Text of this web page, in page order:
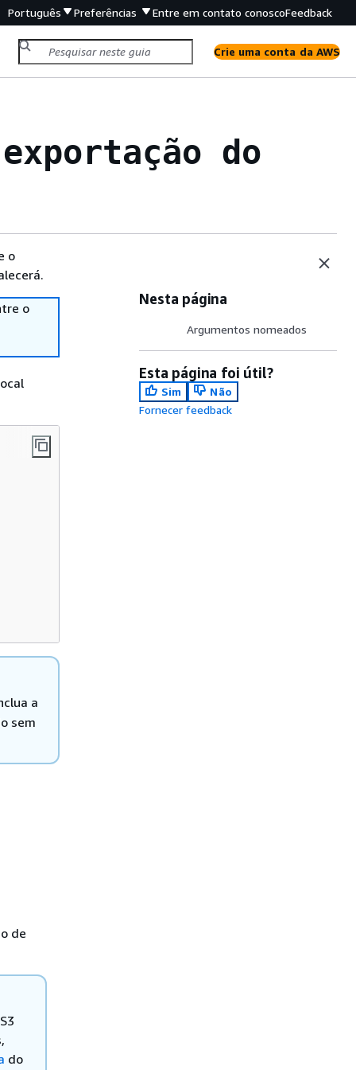
Português Preferências Entre em contato conoscoFeedback
Crie uma conta da AWS
do
o
o
a
sem
de
do
Nesta página
Argumentos nomeados
Esta página foi útil?
Sim
Não
Fornecer feedback